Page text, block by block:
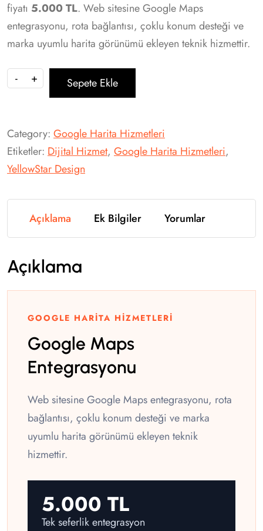
fiyatı 5.000 TL. Web sitesine Google Maps
entegrasyonu, rota bağlantısı, çoklu konum desteği ve
marka uyumlu harita görünümü ekleyen teknik hizmettir.
- + Sepete Ekle
Category: Google Harita Hizmetleri
Etiketler: Dijital Hizmet, Google Harita Hizmetleri,
YellowStar Design
Açıklama Ek Bilgiler Yorumlar
Açıklama
GOOGLE HARITA HIZMETLERI
Google Maps
Entegrasyonu
Web sitesine Google Maps entegrasyonu, rota
bağlantısı, çoklu konum desteği ve marka
uyumlu harita görünümü ekleyen teknik
hizmettir.
5.000 TL
Tek seferlik entegrasyon